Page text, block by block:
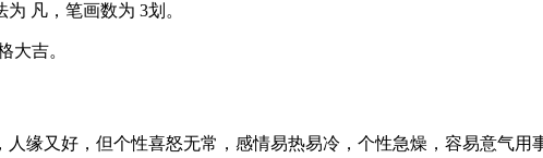
为 凡 ，笔画数为 3划。
大吉。
缘又好，但个性喜怒无常，感情易热易冷，个性急燥，容易意气用